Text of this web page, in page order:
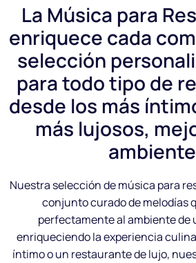
La Música para
enriquece cada
selección
para todo tipo de
desde los más
más lujosos,
Nuestra selección de música para
conjunto curado de melodías
perfectamente al ambiente de
enriqueciendo la experiencia
íntimo o un restaurante de lujo,